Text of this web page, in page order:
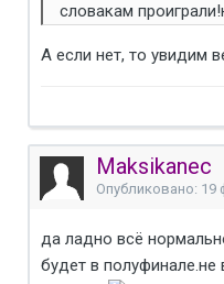
словакам
А если нет, то увидим
Maksikanec
Опубликовано: 19
да ладно всё
будет в